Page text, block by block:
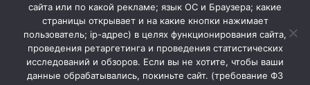
Мы в МАХ
«Кочубеевская централизованная клубная система» © 2026
сайта или по какой рекламе; язык ОС и Браузера; какие
страницы открывает и на какие кнопки нажимает
пользователь; ip-адрес) в целях функционирования сайта,
проведения ретаргетинга и проведения статистических
исследований и обзоров. Если вы не хотите, чтобы ваши
данные обрабатывались, покиньте сайт. (требование ФЗ